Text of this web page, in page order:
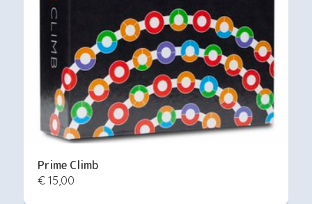
Prime Climb
€ 15,00